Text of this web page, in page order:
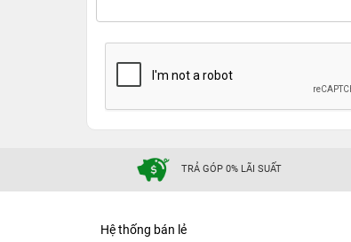
TRẢ GÓP 0% LÃI SUẤT
Hệ thống bán lẻ